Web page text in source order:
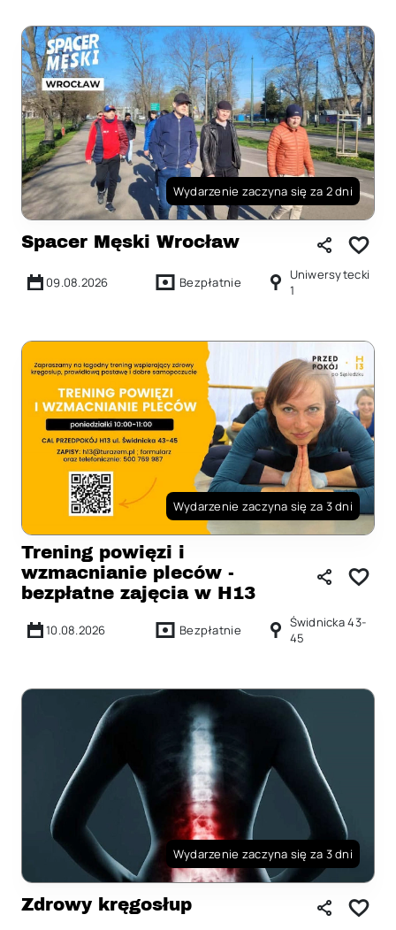
Wydarzenie zaczyna się za 2 dni
Spacer Męski Wrocław
09.08.2026 Bezpłatnie
Uniwersytecki
1
Wydarzenie zaczyna się za 3 dni
Trening powięzi i
wzmacnianie pleców -
bezpłatne zajęcia w H13
10.08.2026 Bezpłatnie
Świdnicka 43-
45
Wydarzenie zaczyna się za 3 dni
Zdrowy kręgosłup